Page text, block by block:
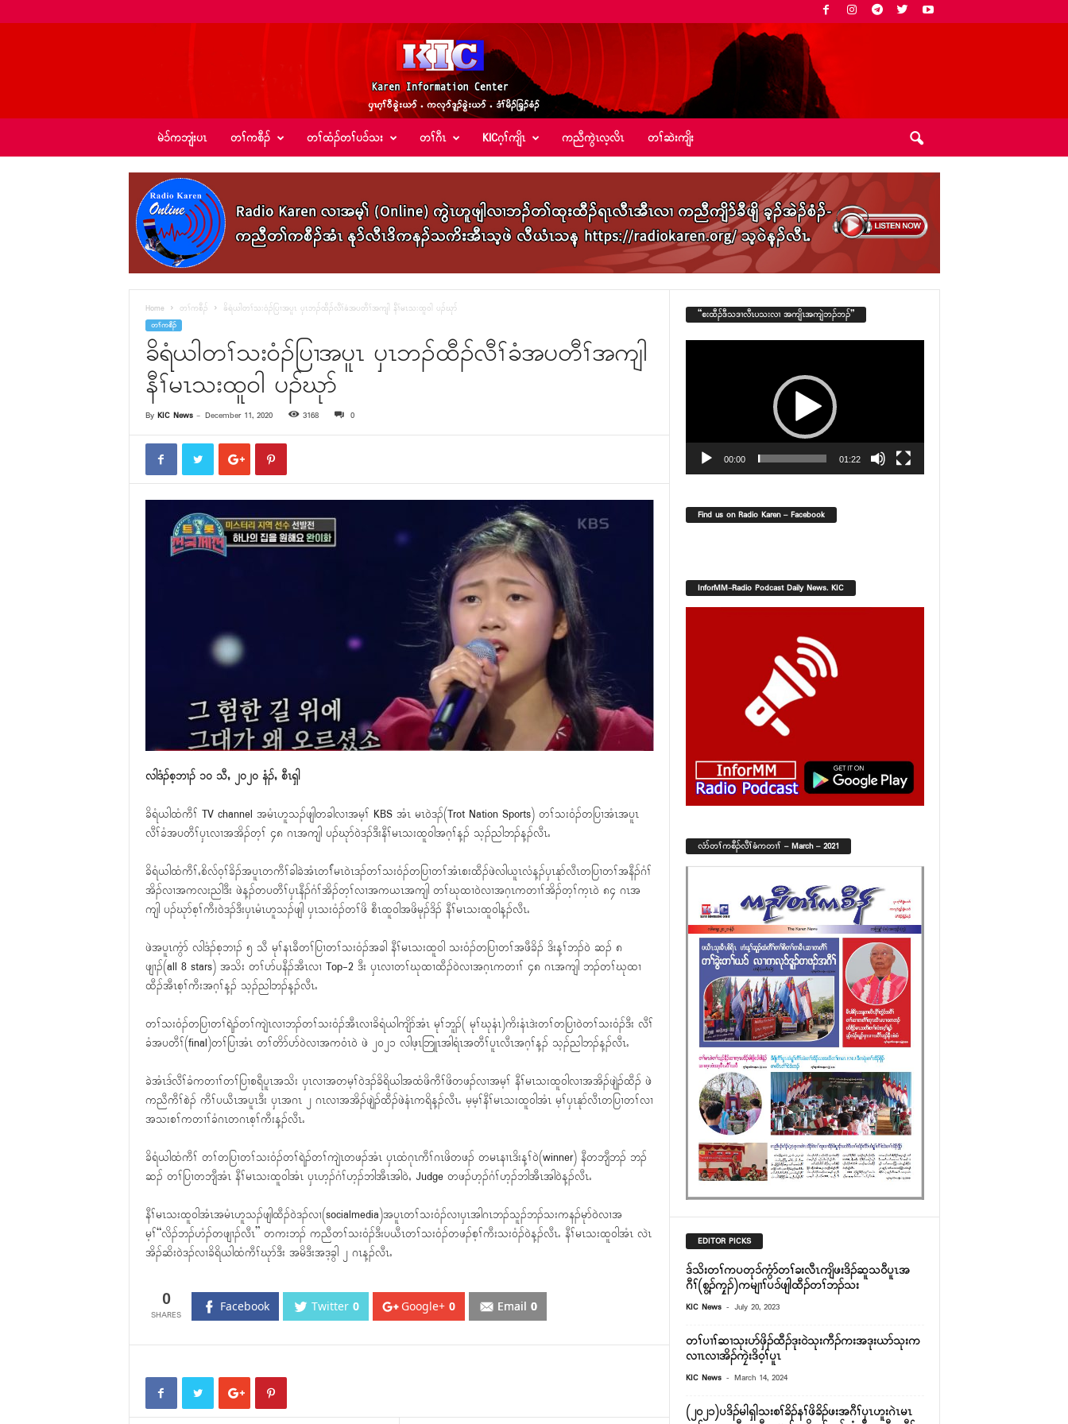
အဲ
မဲၥ်ကဘျံးပၤ တၢ်ကစီၣ် တၢ်ထံၣ်တၢ်ပၥ်သး တၢ်ဂီၤ KICဂ့ၢ်ကျိၤ ကညီကွဲၤလ့လိၤ တၢ်ဆဲးကျိး
Home တၢ်ကစီၣ် ခိရံယါတၢ်သး၀ံၣ်ပြၢအပူၤ ၦၤဘၣ်ထီၣ်လီၢ်ခံအပတီၢ်အကျါ နီၢ်မၤသးထူ၀ါ ပၣ်ဃုာ်
တၢ်ကစီၣ်
ခိရံယါတၢ်သး၀ံၣ်ပြၢအပူၤ ၦၤဘၣ်ထီၣ်လီၢ်ခံအပတီၢ်အကျါ
နီၢ်မၤသးထူ၀ါ ပၣ်ဃုာ်
By KIC News- December 11, 2020 3168 0
လါဒံၣ်စ့ဘၢၣ် ၁၀ သီႇ ၂၀၂၀ နံၣ်ႇ စီၤရှါ
ခိရံယါထံကီၢ် TV channel အမံၤဟူသၣ်ဖျါတခါလၢအမ့ၢ် KBS အံၤ မၤ၀ဲဒၣ်(Trot Nation Sports) တၢ်သး၀ံၣ်တပြၢအံၤအပူၤ
လီၢ်ခံအပတီၢ်ၦၤလၢအအိၣ်တ့ၢ် ၄၈ ဂၤအကျါ ပၣ်ဃုာ်၀ဲဒၣ်ဒီးနီၢ်မၤသးထူ၀ါအဂ့ၢ်န့ၣ် သ့ၣ်ညါဘၣ်န့ၣ်လီၤႉ
ခိရံယါထံကီၢ်ႇစိလ်၀့ၢ်ခိၣ်အပူၤတကီၢ်ခါခဲအံၤတၢ််မၤ၀ဲၤဒၣ်တၢ်သး၀ံၣ်တပြၢတၢ်အံၤစးထီၣ်ဖဲလါယူၤလံန့ၣ်ၦၤနုာ်လီၤတပြၢတၢ်အနီၣ်ဂံၢ်
အိၣ်လၢအကလးညါဒီး ဖဲန့ၣ်တပတီၢ်ၦၤနီၣ်ဂံၢ်အိၣ်တ့ၢ်လၢအကယၤအကျါ တၢ်ဃုထၢ၀ဲလၢအဂ့ၤကတၢၢ်အိၣ်တ့ၢ်က့ၤ၀ဲ ၈၄ ဂၤအ
ကျါ ပၣ်ဃုာ်စ့ၢ်ကီး၀ဲဒၣ်ဒီးၦၤမံၤဟူသၣ်ဖျါ ၦၤသး၀ံၣ်တၢ်ဖိ စီၤထူ၀ါအဖိမုၣ်ဒိၣ် နီၢ်မၤသးထူ၀ါန့ၣ်လီၤႉ
ဖဲအပူၤကွံာ် လါဒံၣ်စ့ဘၢၣ် ၅ သီ မုၢ်နၤခီတၢ်ပြၢတၢ်သး၀ံၣ်အခါ နီၢ်မၤသးထူ၀ါ သး၀ံၣ်တပြၢတၢ်အဖီခိၣ် ဒိးန့ၢ်ဘၣ်၀ဲ ဆၣ် ၈
ဖျၢၣ်(all 8 stars) အသိး တၢ်ပာ်ပနီၣ်အီၤလၢ Top-2 ဒီး ၦၤလၢတၢ်ဃုထၢထီၣ်၀ဲလၢအဂ့ၤကတၢၢ် ၄၈ ဂၤအကျါ ဘၣ်တၢ်ဃုထၢ
ထီၣ်အီၤစ့ၢ်ကီးအဂ့ၢ်န့ၣ် သ့ၣ်ညါဘၣ်န့ၣ်လီၤႉ
တၢ်သး၀ံၣ်တပြၢတၢ်ရဲၣ်တၢ်ကျဲၤလၢဘၣ်တၢ်သး၀ံၣ်အီၤလၢခိရံယါကျိာ်အံၤ မုၢ်ဘူၣ်( မုၢ်ဃုနံၤ)ကိးနံၤဒဲးတၢ်တပြၢ၀ဲတၢ်သး၀ံၣ်ဒီး လီၢ်
ခံအပတီၢ်(final)တၢ်ပြၢအံၤ တၢ်တိာ်ပာ်၀ဲလၢအက၀ံၤ၀ဲ ဖဲ ၂၀၂၁ လါဖ့ၤဘြူၤအါရံၤအတီၢ်ပူၤလီၤအဂ့ၢ်န့ၣ် သ့ၣ်ညါဘၣ်န့ၣ်လီၤႉ
ခဲအံၤဒ်လီၢ်ခံကတၢၢ်တၢ်ပြၢစရီပူၤအသိး ၦၤလၢအတမ့ၢ်၀ဲဒၣ်ခိရိယါအထံဖိကီၢ်ဖိတဖၣ်လၢအမ့ၢ် နီၢ်မၤသးထူ၀ါလၢအအိၣ်ဖျဲၣ်ထီၣ် ဖဲ
ကညီကီၢ်စဲၣ် ကီၢ်ပယီၤအပူၤဒီး ၦၤအဂၤ ၂ ဂၤလၢအအိၣ်ဖျဲၣ်ထီၣ်ဖဲနံၤကရိန့ၣ်လီၤႉ မ့မ့ၢ်နီၢ်မၤသးထူ၀ါအံၤ မ့ၢ်ၦၤနုာ်လီၤတပြၢတၢ်လၢ
အသးစၢ်ကတၢၢ်ခံဂၤတဂၤစ့ၢ်ကီးန့ၣ်လီၤႉ
ခိရံယါထံကီၢ် တၢ်တပြၢတၢ်သး၀ံၣ်တၢ်ရဲၣ်တၢ်ကျဲၤတဖၣ်အံၤ ၦၤထံဂုၤကီၢ်ဂၤဖိတဖၣ် တမၤနၢၤဒိးန့ၢ်၀ဲ(winner) နီတဘျီဘၣ် ဘၣ်
ဆၣ် တၢ်ပြၢတဘျီအံၤ နီၢ်မၤသးထူ၀ါအံၤ ၦၤဟ့ၣ်ဂံၢ်ဟ့ၣ်ဘါအီၤအါ၀ဲႇ Judge တဖၣ်ဟ့ၣ်ဂံၢ်ဟ့ၣ်ဘါအီၤအါ၀ဲန့ၣ်လီၤႉ
နီၢ်မၤသးထူ၀ါအံၤအမံၤဟူသၣ်ဖျါထီၣ်၀ဲဒၣ်လၢ(socialmedia)အပူၤတၢ်သး၀ံၣ်လၢၦၤအါဂၤဘၣ်သူၣ်ဘၣ်သးကနၣ်မုာ်၀ဲလၢအ
မ့ၢ်“လိၣ်ဘၣ်ဟံၣ်တဖျၢၣ်လီၤ” တကးဘၣ် ကညီတၢ်သး၀ံၣ်ဒီးပယီၤတၢ်သး၀ံၣ်တဖၣ်စ့ၢ်ကီးသး၀ံၣ်၀ဲန့ၣ်လီၤႉ နီၢ်မၤသးထူ၀ါအံၤ လဲၤ
အိၣ်ဆိး၀ဲဒၣ်လၢခိရိယါထံကီၢ်ဃုာ်ဒီး အမိဒီးအဒ့ခွါ ၂ ဂၤန့ၣ်လီၤႉ
0 Facebook Twitter 0 Google+ 0 Email 0
“စးထီၣ်ဒီသဒၢလီၤပသးလၢ အကျိၤအကျဲဘၣ်ဘၣ်”
00:00 01:22
Find us on Radio Karen – Facebook
InforMM-Radio Podcast Daily News. KIC
လံာ်တၢ်ကစီၣ်လီၢ်ခံကတၢၢ် – March – 2021
EDITOR PICKS
ဒ်သိးတၢ်ကပတု၁်ကွံာ်တၢ်ခးလီၤကျိဖးဒိၣ်ဆူသ၀ီပူၤအ
ဂီၢ်(စွ့ၣ်ကၠ့ၣ်)ကမျၢၢ်ပ၁်ဖျါထီၣ်တၢ်ဘၣ်သး
KIC News - July 20, 2023
တၢ်ပၢၢ်ဆၢသုးပာ်ဖှိၣ်ထီၣ်ဒုး၀ဲသုးကီၣ်ကးအဒုးယာ်သုးက
လၢၤလၢအိၣ်ကၠဲးဒိ၀့ၢ်ပူၤ
KIC News - March 14, 2024
(၂၀၂၁)ပဒိၣ်မါရှါသးစၢ်ခိၣ်နၢ်ဖိခိၣ်ဖးအဂီၢ်ၦၤဟူးဂဲၤမၤ